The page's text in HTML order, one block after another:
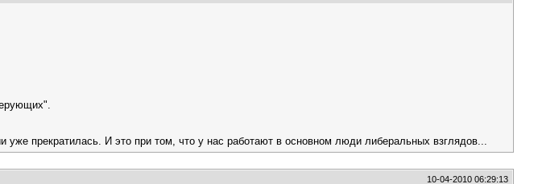
уже прекратилась. И это при том, что у нас работают в основном люди либеральных взглядов...
10-04-2010 06:29:13